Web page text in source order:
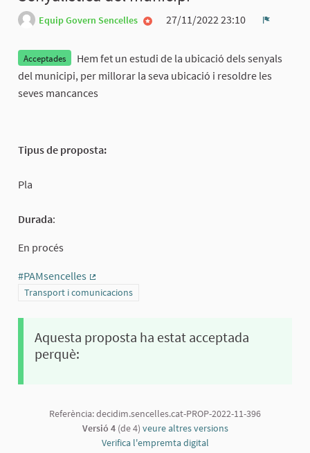
Equip Govern Sencelles
27/11/2022 23:10
Acceptades
Hem fet un estudi de la ubicació dels senyals
del municipi, per millorar la seva ubicació i resoldre les
seves mancances
Tipus de proposta:
Pla
Durada:
En procés
#PAMsencelles
(Enllaç extern)
Resultats al filtrar per la categoria: Transport i comunicacions
Transport i comunicacions
Aquesta proposta ha estat acceptada
perquè:
Referència: decidim.sencelles.cat-PROP-2022-11-396
Versió 4(de 4) veure altres versions
Verifica l'empremta digital